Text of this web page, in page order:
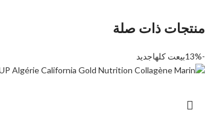
منتجات ذات صلة
-13% بيعت كلهاجديد